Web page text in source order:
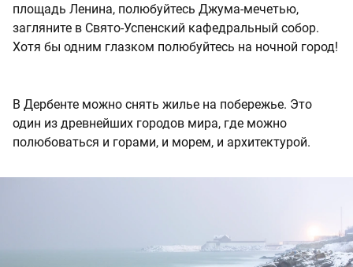
площадь Ленина, полюбуйтесь Джума-мечетью,
загляните в Свято-Успенский кафедральный собор.
Хотя бы одним глазком полюбуйтесь на ночной город!
В Дербенте можно снять жилье на побережье. Это
один из древнейших городов мира, где можно
полюбоваться и горами, и морем, и архитектурой.